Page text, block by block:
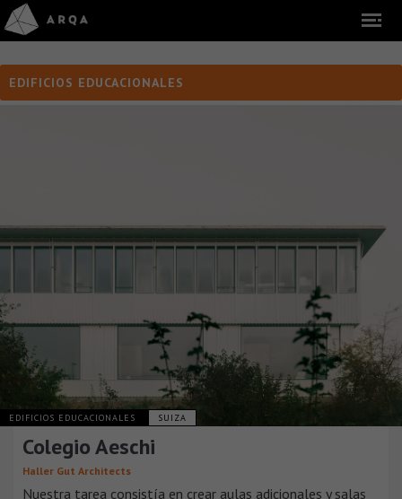
EDIFICIOS EDUCACIONALES
EDIFICIOS EDUCACIONALES SUIZA
Colegio Aeschi
Haller Gut Architects
Nuestra tarea consistía en crear aulas adicionales y salas